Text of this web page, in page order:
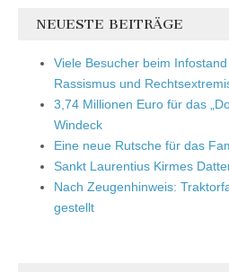
NEUESTE BEITRÄGE
Viele Besucher beim
Rassismus und
3,74 Millionen Euro für das
Windeck
Eine neue Rutsche für das
Sankt Laurentius Kirmes
Nach Zeugenhinweis:
gestellt